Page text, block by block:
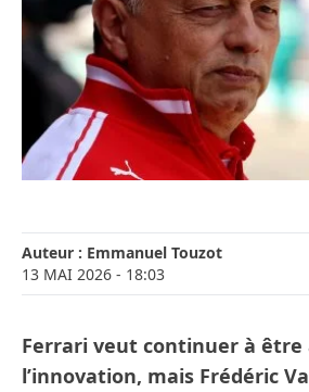
Auteur : Emmanuel Touzot
13 MAI 2026 - 18:03
Ferrari veut continuer à être
l’innovation, mais Frédéric